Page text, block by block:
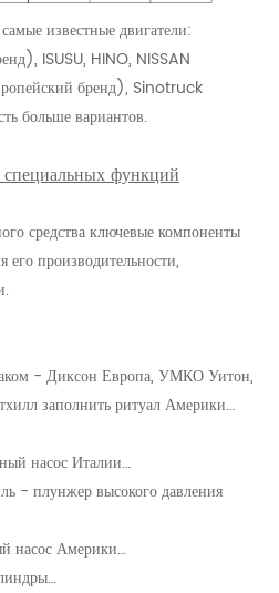
известные двигатели:
ISUSU, HINO, NISSAN
бренд), Sinotruck
больше вариантов.
функций
средства ключевые компоненты
производительности,
- Диксон Европа, УМКО Уитон,
заполнить ритуал Америки…
насос Италии…
- плунжер высокого давления
насос Америки…